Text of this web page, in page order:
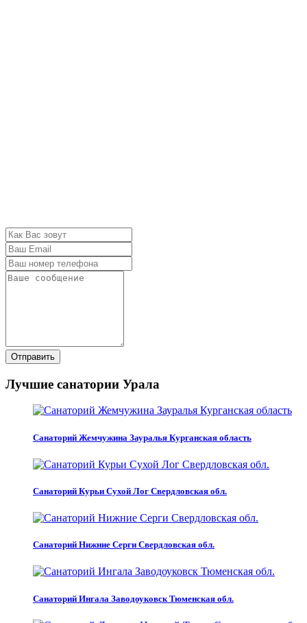
Отправить
Лучшие санатории Урала
Санаторий Жемчужина Зауралья Курганская область
Санаторий Курьи Сухой Лог Свердловская обл.
Санаторий Нижние Серги Свердловская обл.
Санаторий Ингала Заводоуковск Тюменская обл.